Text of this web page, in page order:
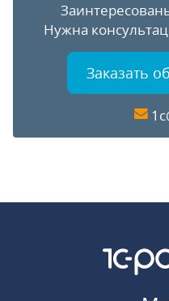
Нужна
Заказать